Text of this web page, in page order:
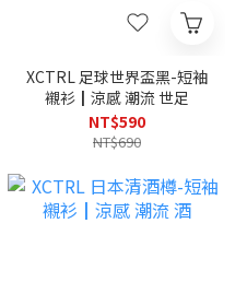
XCTRL 足球世界盃黑-短袖
襯衫┃涼感 潮流 世足
NT$590
NT$690